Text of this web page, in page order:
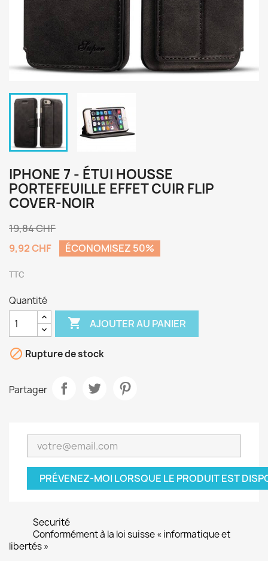
IPHONE 7 - ÉTUI HOUSSE
PORTEFEUILLE EFFET CUIR FLIP
COVER-NOIR
19,84 CHF
9,92 CHF
ÉCONOMISEZ 50%
TTC
Quantité
 AJOUTER AU PANIER
 Rupture de stock
Partager
PRÉVENEZ-MOI LORSQUE LE PRODUIT EST
Securité
Conformément à la loi suisse « informatique et
libertés »